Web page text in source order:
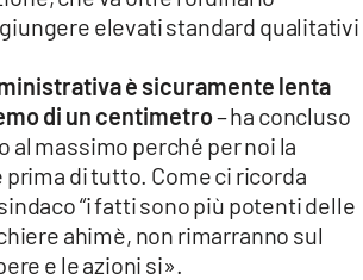
elevati standard qualitativi
è sicuramente lenta
di un centimetro– ha concluso
al massimo perché per noi la
di tutto. Come ci ricorda
“i fatti sono più potenti delle
ahimè, non rimarranno sul
e le azioni si».